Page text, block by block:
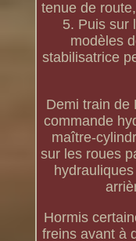
tenue de
5. Puis sur
modèles
stabilisatrice
Demi train de
commande
maître-
sur les roues
Hormis
freins avant à